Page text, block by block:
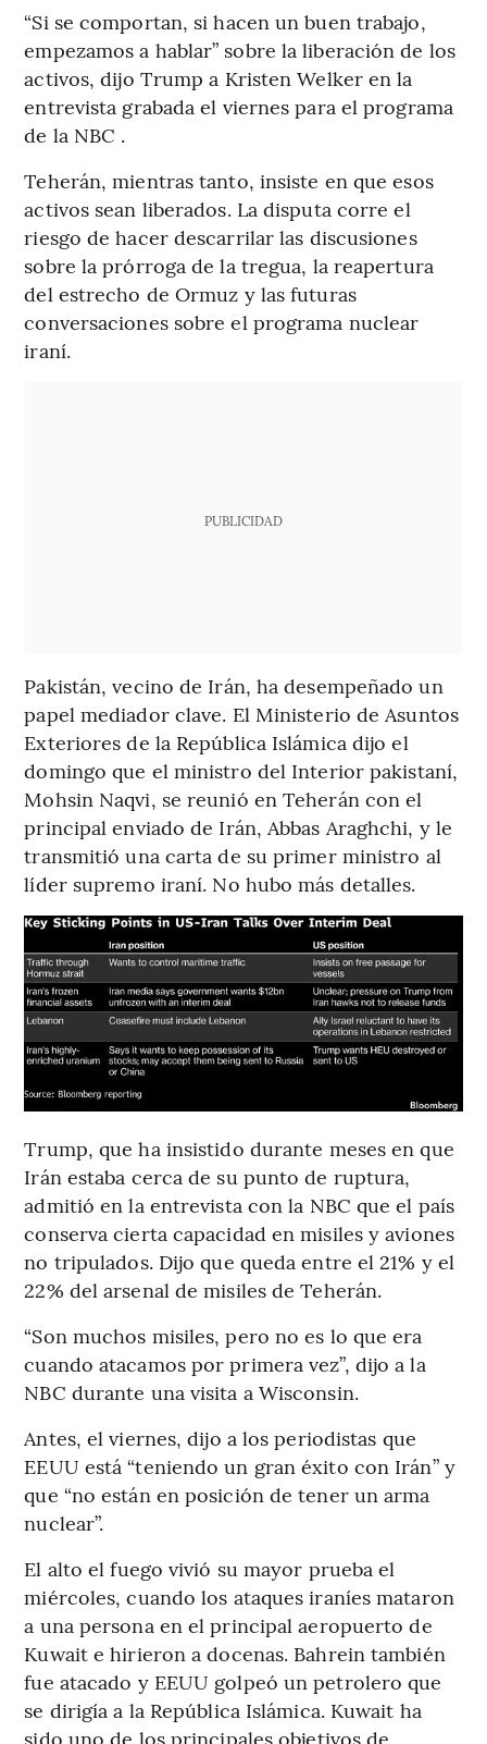
“Si se comportan, si hacen un buen trabajo,
empezamos a hablar” sobre la liberación de los
activos, dijo Trump a Kristen Welker en la
entrevista grabada el viernes para el programa
de la NBC .
Teherán, mientras tanto, insiste en que esos
activos sean liberados. La disputa corre el
riesgo de hacer descarrilar las discusiones
sobre la prórroga de la tregua, la reapertura
del estrecho de Ormuz y las futuras
conversaciones sobre el programa nuclear
iraní.
PUBLICIDAD
Pakistán, vecino de Irán, ha desempeñado un
papel mediador clave. El Ministerio de Asuntos
Exteriores de la República Islámica dijo el
domingo que el ministro del Interior pakistaní,
Mohsin Naqvi, se reunió en Teherán con el
principal enviado de Irán, Abbas Araghchi, y le
transmitió una carta de su primer ministro al
líder supremo iraní. No hubo más detalles.
Trump, que ha insistido durante meses en que
Irán estaba cerca de su punto de ruptura,
admitió en la entrevista con la NBC que el país
conserva cierta capacidad en misiles y aviones
no tripulados. Dijo que queda entre el 21% y el
22% del arsenal de misiles de Teherán.
“Son muchos misiles, pero no es lo que era
cuando atacamos por primera vez”, dijo a la
NBC durante una visita a Wisconsin.
Antes, el viernes, dijo a los periodistas que
EEUU está “teniendo un gran éxito con Irán” y
que “no están en posición de tener un arma
nuclear”.
El alto el fuego vivió su mayor prueba el
miércoles, cuando los ataques iraníes mataron
a una persona en el principal aeropuerto de
Kuwait e hirieron a docenas. Bahrein también
fue atacado y EEUU golpeó un petrolero que
se dirigía a la República Islámica. Kuwait ha
sido uno de los principales objetivos de